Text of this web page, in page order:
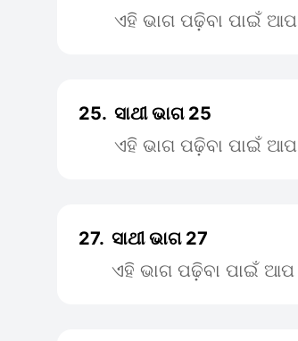
ଏହି ଭାଗ ପଢ଼ିବା ପାଇଁ
25. ସାଥୀ ଭାଗ 25
ଏହି ଭାଗ ପଢ଼ିବା ପାଇଁ
27. ସାଥୀ ଭାଗ 27
ଏହି ଭାଗ ପଢ଼ିବା ପାଇଁ